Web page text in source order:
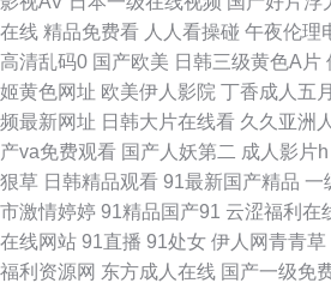
业 丁香婷婷综合激情 91次园 国产资源一区二
人网 日本岛国大片 变态另类先锋 影音先锋资
无码久久中文字幕 国产嫩草影院久久 91porn
片人妖 后入空姐范冰水丝袜 香蕉伊人91 国产一
蝌蚪制片厂 亚洲先锋av 久久九九网站 尢物网
在线 精品免费看 人人看操碰 午夜伦理
高清乱码0 国产欧美 日韩三级黄色A片
姬黄色网址 欧美伊人影院 丁香成人五
频最新网址 日韩大片在线看 久久亚洲
产va免费观看 国产人妖第二 成人影片h
狠草 日韩精品观看 91最新国产精品 一
市激情婷婷 91精品国产91 云涩福利在
在线网站 91直播 91处女 伊人网青青草
福利资源网 东方成人在线 国产一级免